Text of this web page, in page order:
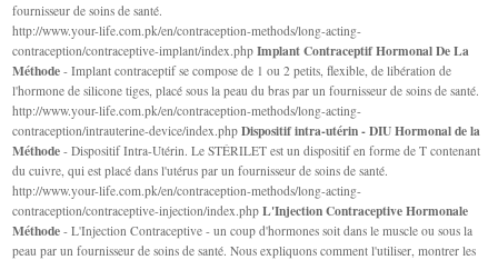
fournisseur de soins de santé.
http://www.your-life.com.pk/en/contraception-methods/long-acting-
contraception/contraceptive-implant/index.phpImplant Contraceptif Hormonal De La
Méthode - Implant contraceptif se compose de 1 ou 2 petits, flexible, de libération de
l'hormone de silicone tiges, placé sous la peau du bras par un fournisseur de soins de santé.
http://www.your-life.com.pk/en/contraception-methods/long-acting-
contraception/intrauterine-device/index.phpDispositif intra-utérin - DIU Hormonal de la
Méthode - Dispositif Intra-Utérin. Le STÉRILET est un dispositif en forme de T contenant
du cuivre, qui est placé dans l'utérus par un fournisseur de soins de santé.
http://www.your-life.com.pk/en/contraception-methods/long-acting-
contraception/contraceptive-injection/index.phpL'Injection Contraceptive Hormonale
Méthode - L'Injection Contraceptive - un coup d'hormones soit dans le muscle ou sous la
peau par un fournisseur de soins de santé. Nous expliquons comment l'utiliser, montrer les